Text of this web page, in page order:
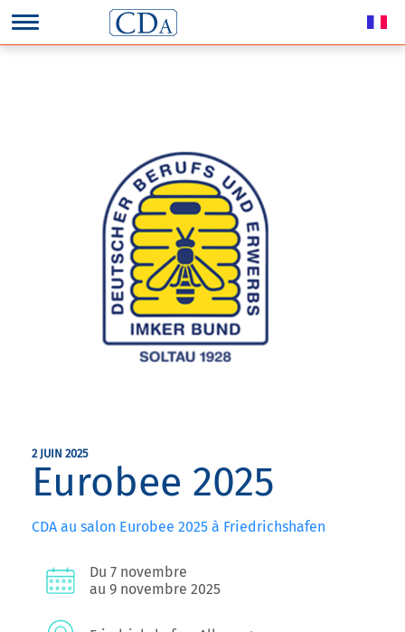
2 JUIN 2025
Eurobee 2025
CDA au salon Eurobee 2025 à Friedrichshafen
Du 7 novembre
au 9 novembre 2025